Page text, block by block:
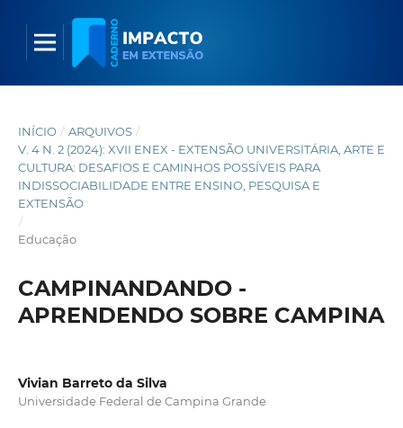
INÍCIO / ARQUIVOS /
V. 4 N. 2 (2024): XVII ENEX - EXTENSÃO UNIVERSITÁRIA, ARTE E
CULTURA: DESAFIOS E CAMINHOS POSSÍVEIS PARA
INDISSOCIABILIDADE ENTRE ENSINO, PESQUISA E
EXTENSÃO
/
Educação
CAMPINANDANDO -
APRENDENDO SOBRE CAMPINA
Vivian Barreto da Silva
Universidade Federal de Campina Grande